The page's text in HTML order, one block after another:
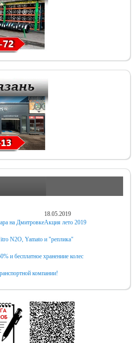
на Дмитровке
18.05.2019
Акция лето 2019
N2O, Yamato и "реплика"
и бесплатное хранениие колес
компании!